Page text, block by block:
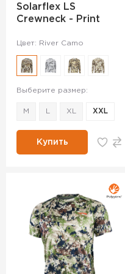
Solarflex LS
Crewneck - Print
Цвет: River Camo
Выберите размер:
M XL XXL
Купить